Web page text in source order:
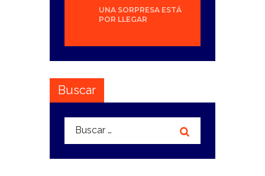
UNA SORPRESA ESTÁ
POR LLEGAR
Buscar
Buscar: